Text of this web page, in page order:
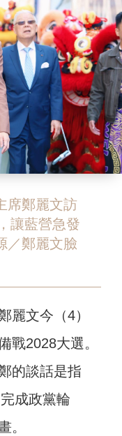
席鄭麗文訪
讓藍營急發
／鄭麗文臉
麗文今（4）
戰2028大選。
的談話是指
成政黨輪
。